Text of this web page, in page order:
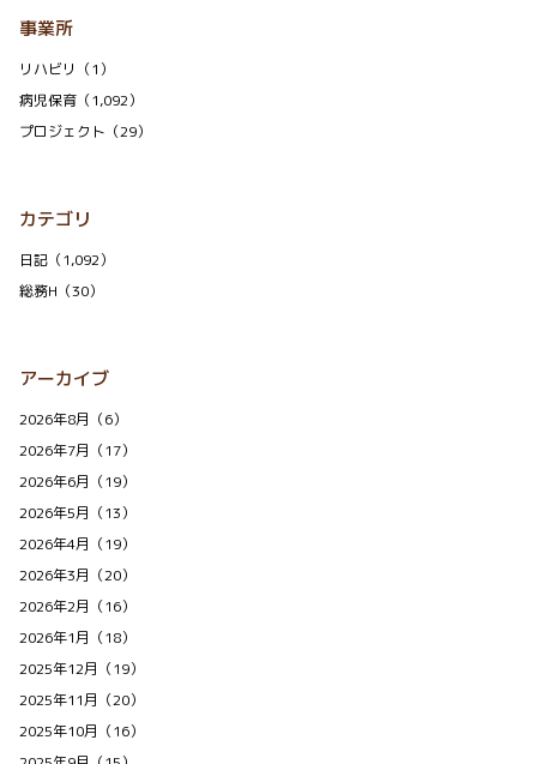
事業所
リハビリ（1）
病児保育（1,092）
プロジェクト（29）
カテゴリ
日記（1,092）
総務H（30）
アーカイブ
2026年8月（6）
2026年7月（17）
2026年6月（19）
2026年5月（13）
2026年4月（19）
2026年3月（20）
2026年2月（16）
2026年1月（18）
2025年12月（19）
2025年11月（20）
2025年10月（16）